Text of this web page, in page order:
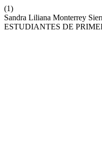
(1)
Sandra Liliana Monterrey
ESTUDIANTES DE